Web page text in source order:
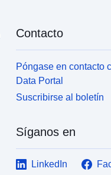
Contacto
Póngase en contacto
Data Portal
Suscribirse al boletín
Síganos en
LinkedIn